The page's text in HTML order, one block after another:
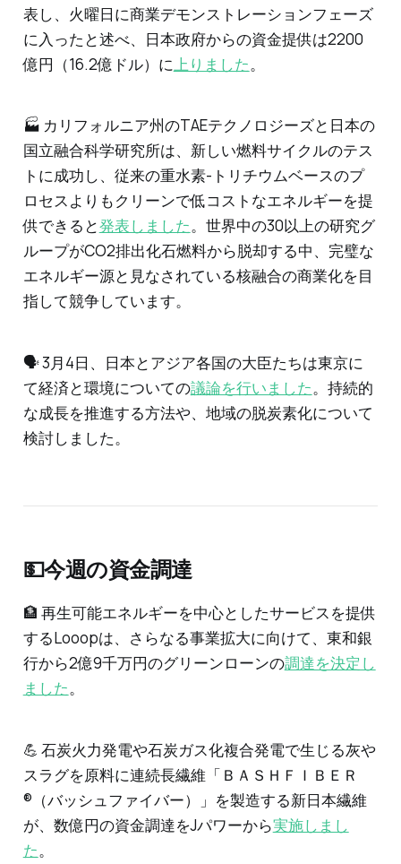
表し、火曜日に商業デモンストレーションフェーズ
に入ったと述べ、日本政府からの資金提供は2200
億円（16.2億ドル）に 上りました。
🏭 カリフォルニア州のTAEテクノロジーズと日本の
国立融合科学研究所は、新しい燃料サイクルのテス
トに成功し、従来の重水素-トリチウムベースのプ
ロセスよりもクリーンで低コストなエネルギーを提
供できると発表しました。世界中の30以上の研究グ
ループがCO2排出化石燃料から脱却する中、完璧な
エネルギー源と見なされている核融合の商業化を目
指して競争しています。
🗣 3月4日、日本とアジア各国の大臣たちは東京に
て経済と環境についての議論を行いました。持続的
な成長を推進する方法や、地域の脱炭素化について
検討しました。
💵今週の資金調達
🏦 再生可能エネルギーを中心としたサービスを提供
するLooopは、さらなる事業拡大に向けて、東和銀
行から2億9千万円のグリーンローンの調達を決定し
ました。
💪 石炭火力発電や石炭ガス化複合発電で生じる灰や
スラグを原料に連続長繊維「ＢＡＳＨＦＩＢＥＲ
®（バッシュファイバー）」を製造する新日本繊維
が、数億円の資金調達をJパワーから実施しまし
た。